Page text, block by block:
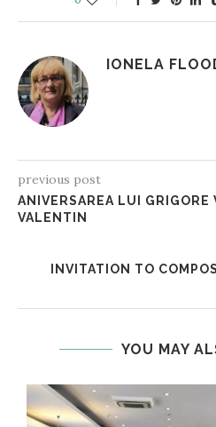
IONELA
previous post
ANIVERSAREA LUI GRIGORE
VALENTIN
INVITATION TO
YOU MAY